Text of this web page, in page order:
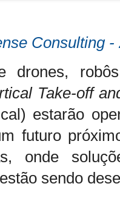
Consulting -
drones,
Take-off
estarão
futuro
onde
sendo